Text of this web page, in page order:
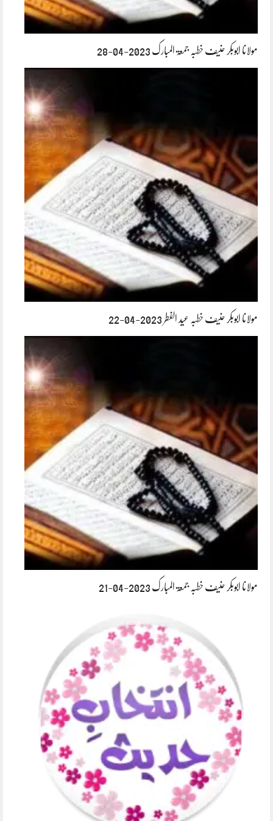
مولانا ابوبکر حنیف خطبہ جمعۃ المبارک 2023-04-28
مولانا ابوبکر حنیف خطبہ عید الفطر 2023-04-22
مولانا ابوبکر حنیف خطبہ جمعۃ المبارک 2023-04-21